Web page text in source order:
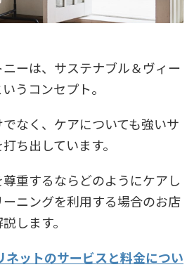
ーは、サステナブル＆ヴィー
うコンセプト。
なく、ケアについても強いサ
ち出しています。
重するならどのようにケアし
ニングを利用する場合のお店
します。
ネットのサービスと料金につい